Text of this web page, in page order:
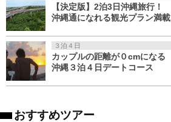
【決定版】2泊3日沖縄旅行！
沖縄通になれる観光プラン満載
３泊４日
カップルの距離が０cmになる
沖縄３泊４日デートコース
おすすめツアー